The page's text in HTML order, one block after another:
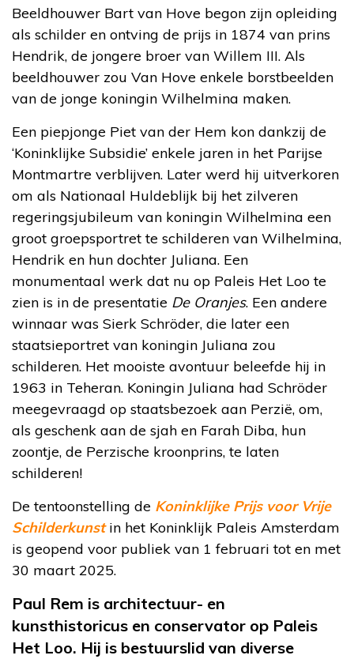
Beeldhouwer Bart van Hove begon zijn opleiding
als schilder en ontving de prijs in 1874 van prins
Hendrik, de jongere broer van Willem III. Als
beeldhouwer zou Van Hove enkele borstbeelden
van de jonge koningin Wilhelmina maken.
Een piepjonge Piet van der Hem kon dankzij de
‘Koninklijke Subsidie’ enkele jaren in het Parijse
Montmartre verblijven. Later werd hij uitverkoren
om als Nationaal Huldeblijk bij het zilveren
regeringsjubileum van koningin Wilhelmina een
groot groepsportret te schilderen van Wilhelmina,
Hendrik en hun dochter Juliana. Een
monumentaal werk dat nu op Paleis Het Loo te
zien is in de presentatie De Oranjes. Een andere
winnaar was Sierk Schröder, die later een
staatsieportret van koningin Juliana zou
schilderen. Het mooiste avontuur beleefde hij in
1963 in Teheran. Koningin Juliana had Schröder
meegevraagd op staatsbezoek aan Perzië, om,
als geschenk aan de sjah en Farah Diba, hun
zoontje, de Perzische kroonprins, te laten
schilderen!
De tentoonstelling de Koninklijke Prijs voor Vrije
Schilderkunstin het Koninklijk Paleis Amsterdam
is geopend voor publiek van 1 februari tot en met
30 maart 2025.
Paul Rem is architectuur- en
kunsthistoricus en conservator op Paleis
Het Loo. Hij is bestuurslid van diverse